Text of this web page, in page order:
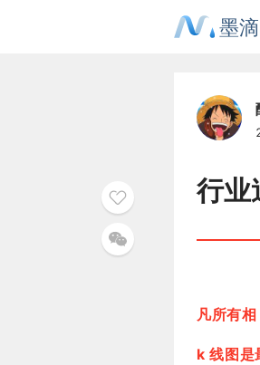
墨滴
行
凡所有
k 线图是